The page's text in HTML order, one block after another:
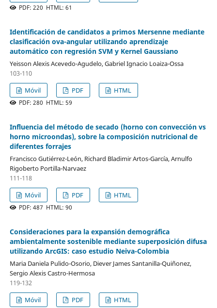
PDF: 220 HTML: 61
Identificación de candidatos a primos Mersenne mediante
clasificación ova-angular utilizando aprendizaje
automático con regresión SVM y Kernel Gaussiano
Yeisson Alexis Acevedo-Agudelo, Gabriel Ignacio Loaiza-Ossa
103-110
Móvil
PDF HTML
PDF: 280 HTML: 59
Influencia del método de secado (horno con convección vs
horno microondas), sobre la composición nutricional de
diferentes forrajes
Francisco Gutiérrez-León, Richard Bladimir Artos-García, Arnulfo
Rigoberto Portilla-Narvaez
111-118
Móvil
PDF HTML
PDF: 487 HTML: 90
Consideraciones para la expansión demográfica
ambientalmente sostenible mediante superposición difusa
utilizando ArcGIS: caso estudio Neiva-Colombia
Maria Daniela Pulido-Osorio, Diever James Santanilla-Quiñonez,
Sergio Alexis Castro-Hermosa
119-132
Móvil
PDF HTML